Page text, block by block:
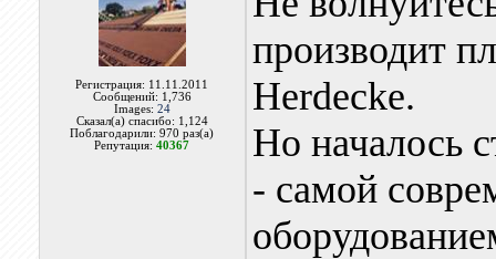
Регистрация: 11.11.2011
Сообщений: 1,736
Images: 24
Сказал(а) спасибо: 1,124
Поблагодарили: 970 раз(а)
Репутация:40367
производит
Herdecke.
Но началось
- самой